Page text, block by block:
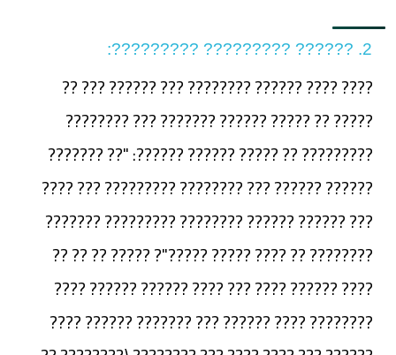
2. ?????? ????????? ?????????:
???? ???? ?????? ???????? ??? ?????? ??? ??
????? ?? ????? ?????? ??????? ??? ????????
????????? ?? ????? ?????? ??????: "?? ???????
?????? ?????? ??? ???????? ????????? ??? ????
??? ?????? ?????? ???????? ????????? ???????
???????? ?? ???? ????? ?????"? ????? ?? ?? ??
???? ?????? ???? ??? ???? ?????? ?????? ????
???????? ???? ?????? ??? ??????? ?????? ????